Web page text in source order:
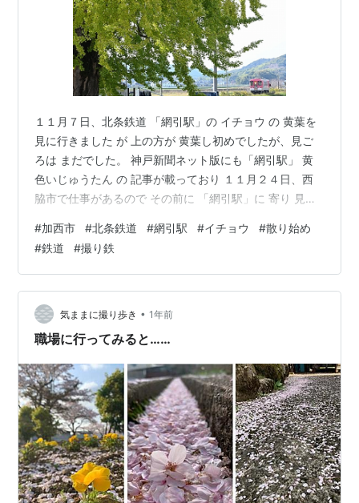
１１月７日、北条鉄道 「網引駅」の イチョウ の 黄葉を
見に行きました が 上の方が 黄葉し初めでしたが、見ご
ろは まだでした。 神戸新聞ネット版にも「網引駅」 黄
色いじゅうたん の 記事が載っており １１月２４日、西
脇市で仕事があるので その前に 「網引駅」に 寄り 見て
上り 粟生駅行き フラワ２０００ー３号 と イチョウ 上部
は イチョウの葉が落ちてます。 イチョウ と 上り 粟生駅
行き フラワ２０００ー３号の動画を撮りました。
www.youtube.com ご訪問有難うございます。 皆さまの
「☆：スター」クリック を 励みに 毎…
#加西市 #北条鉄道 #網引駅 #イチョウ #散り始め
#鉄道 #撮り鉄
気ままに撮り歩き • 1年前
職場に行ってみると……